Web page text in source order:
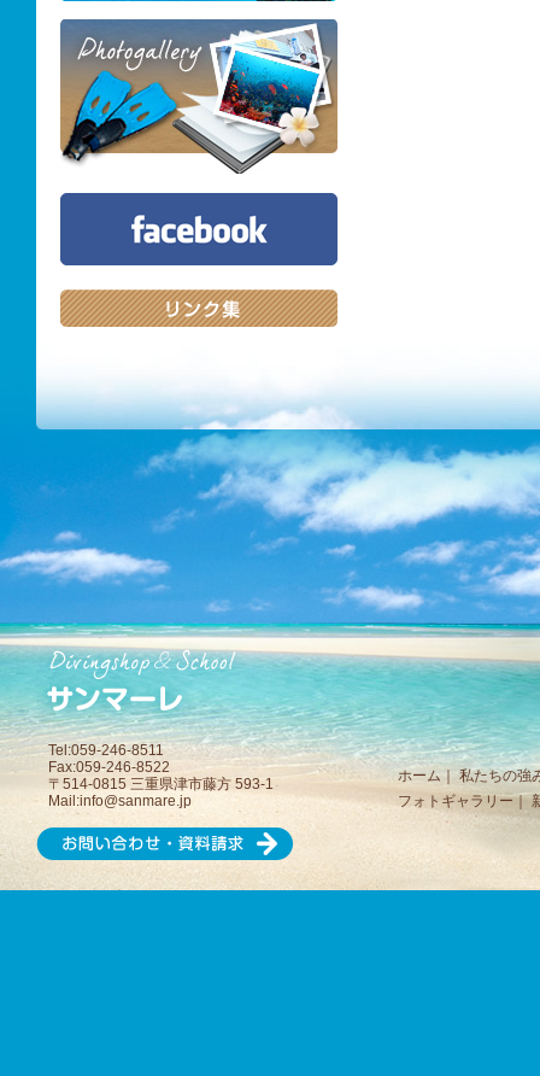
Tel:059-246-8511
Fax:059-246-8522
〒514-0815 三重県津市藤方 593-1
Mail:info@sanmare.jp
ホーム
私たちの強
フォトギャラリー｜